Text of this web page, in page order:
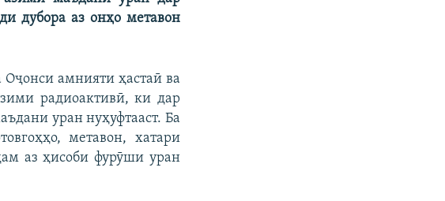
дубора аз онҳо метавон
амнияти ҳастаӣ ва
радиоактивӣ, ки дар
уран нуҳуфтааст. Ба
метавон, хатари
аз ҳисоби фурӯши уран